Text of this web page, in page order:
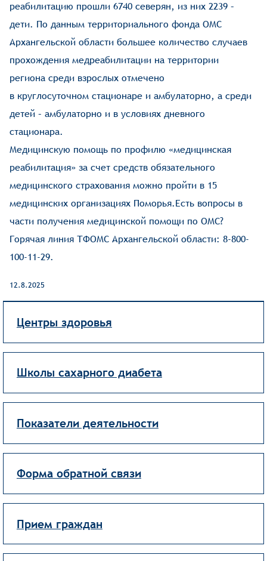
реабилитацию прошли 6740 северян, из них 2239 –
дети. По данным территориального фонда ОМС
Архангельской области большее количество случаев
прохождения медреабилитации на территории
региона среди взрослых отмечено
в круглосуточном стационаре и амбулаторно, а среди
детей – амбулаторно и в условиях дневного
стационара.
Медицинскую помощь по профилю «медицинская
реабилитация» за счет средств обязательного
медицинского страхования можно пройти в 15
медицинских организациях Поморья.Есть вопросы в
части получения медицинской помощи по ОМС?
Горячая линия ТФОМС Архангельской области: 8-800-
100-11-29.
12.8.2025
Центры здоровья
Школы сахарного диабета
Показатели деятельности
Форма обратной связи
Прием граждан